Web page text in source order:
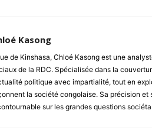
Kasong
de Kinshasa, Chloé Kasong est une
de la RDC. Spécialisée dans la
politique avec impartialité, tout en
la société congolaise. Sa précision
sur les grandes questions